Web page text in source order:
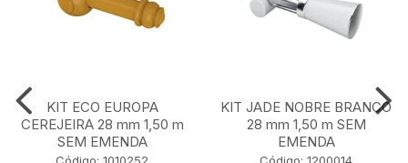
KIT ECO EUROPA
CEREJEIRA 28 mm 1,50 m
SEM EMENDA
KIT JADE NOBRE BRANCO
28 mm 1,50 m SEM
EMENDA